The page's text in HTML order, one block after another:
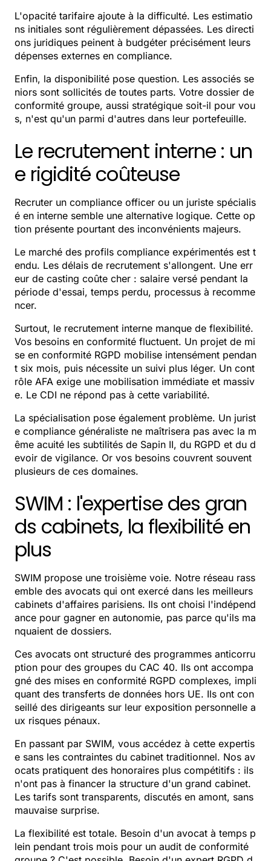
L'opacité tarifaire ajoute à la difficulté. Les estimatio
ns initiales sont régulièrement dépassées. Les directi
ons juridiques peinent à budgéter précisément leurs
dépenses externes en compliance.
Enfin, la disponibilité pose question. Les associés se
niors sont sollicités de toutes parts. Votre dossier de
conformité groupe, aussi stratégique soit-il pour vou
s, n'est qu'un parmi d'autres dans leur portefeuille.
Le recrutement interne : un
e rigidité coûteuse
Recruter un compliance officer ou un juriste spécialis
é en interne semble une alternative logique. Cette op
tion présente pourtant des inconvénients majeurs.
Le marché des profils compliance expérimentés est t
endu. Les délais de recrutement s'allongent. Une err
eur de casting coûte cher : salaire versé pendant la
période d'essai, temps perdu, processus à recomme
ncer.
Surtout, le recrutement interne manque de flexibilité.
Vos besoins en conformité fluctuent. Un projet de mi
se en conformité RGPD mobilise intensément pendan
t six mois, puis nécessite un suivi plus léger. Un cont
rôle AFA exige une mobilisation immédiate et massiv
e. Le CDI ne répond pas à cette variabilité.
La spécialisation pose également problème. Un jurist
e compliance généraliste ne maîtrisera pas avec la m
ême acuité les subtilités de Sapin II, du RGPD et du d
evoir de vigilance. Or vos besoins couvrent souvent
plusieurs de ces domaines.
SWIM : l'expertise des gran
ds cabinets, la flexibilité en
plus
SWIM propose une troisième voie. Notre réseau rass
emble des avocats qui ont exercé dans les meilleurs
cabinets d'affaires parisiens. Ils ont choisi l'indépend
ance pour gagner en autonomie, pas parce qu'ils ma
nquaient de dossiers.
Ces avocats ont structuré des programmes anticorru
ption pour des groupes du CAC 40. Ils ont accompa
gné des mises en conformité RGPD complexes, impli
quant des transferts de données hors UE. Ils ont con
seillé des dirigeants sur leur exposition personnelle a
ux risques pénaux.
En passant par SWIM, vous accédez à cette expertis
e sans les contraintes du cabinet traditionnel. Nos av
ocats pratiquent des honoraires plus compétitifs : ils
n'ont pas à financer la structure d'un grand cabinet.
Les tarifs sont transparents, discutés en amont, sans
mauvaise surprise.
La flexibilité est totale. Besoin d'un avocat à temps p
lein pendant trois mois pour un audit de conformité